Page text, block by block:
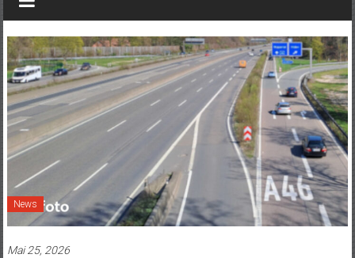
News
Mai 25, 2026